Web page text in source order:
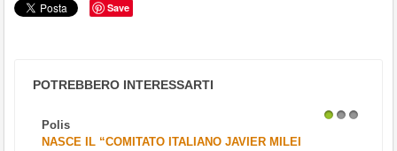
Save
POTREBBERO INTERESSARTI
Polis
NASCE IL “COMITATO ITALIANO JAVIER MILEI